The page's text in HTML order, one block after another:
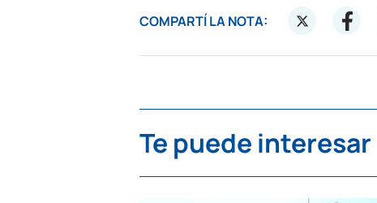
COMPARTÍ LA NOTA:
Te puede interesar